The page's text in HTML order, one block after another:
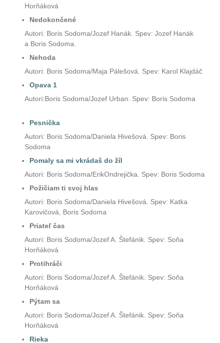
Horňáková
Nedokončené
Autori: Boris Sodoma/Jozef Hanák. Spev: Jozef Hanák
a Boris Sodoma.
Nehoda
Autori: Boris Sodoma/Maja Pálešová. Spev: Karol Klajdáč
Opava 1
Autori:Boris Sodoma/Jozef Urban.
Spev: Boris Sodoma
Pesnička
Autori: Boris Sodoma/Daniela Hivešová. Spev: Boris
Sodoma
Pomaly sa mi vkrádaš do žíl
Autori: Boris Sodoma/ErikOndrejička.
Spev: Boris Sodoma
Požičiam ti svoj hlas
Autori: Boris Sodoma/Daniela Hivešová. Spev: Katka
Karovičová, Boris Sodoma
Priateľ čas
Autori: Boris Sodoma/Jozef A. Štefánik. Spev: Soňa
Horňáková
Protihráči
Autori: Boris Sodoma/Jozef A. Štefánik. Spev: Soňa
Horňáková
Pýtam sa
Autori: Boris Sodoma/Jozef A. Štefánik. Spev: Soňa
Horňáková
Rieka